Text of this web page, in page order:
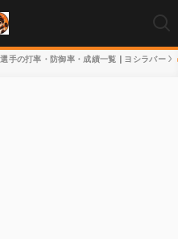
手の打率・防御率・成績一覧 | ヨシラバー